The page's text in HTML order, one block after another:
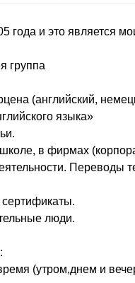
года и это является
группа
(английский,
языка»
в фирмах
Переводы
люди.
(утром,днем и